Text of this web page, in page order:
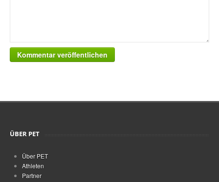
Kommentar veröffentlichen
ÜBER PET
Über PET
Athleten
Partner